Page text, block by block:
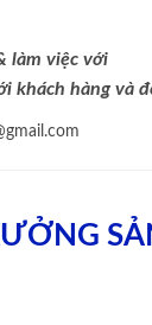
làm việc với
khách hàng và